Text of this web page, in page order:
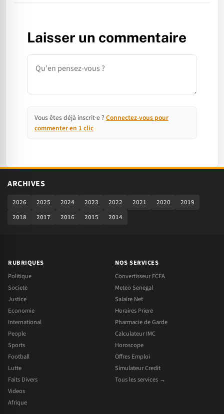
Laisser un commentaire
Commentaire
Vous êtes déjà inscrit·e ? Connectez-vous pour
commenter en 1 clic
ARCHIVES
2026 2025 2024 2023 2022 2021 2020
2019
2018
2017 2016 2015 2014
RUBRIQUES
Politique
Societe
Justice
Economie
International
People
Sports
Football
Lutte
Faits Divers
Videos
Afrique
NOS SERVICES
Convertisseur FCFA
Meteo Senegal
Salaire Net
Horaires Priere
Pharmacie de Garde
Calculateur IMC
Horoscope
Offres Emploi
Simulateur Credit
Tous les services →